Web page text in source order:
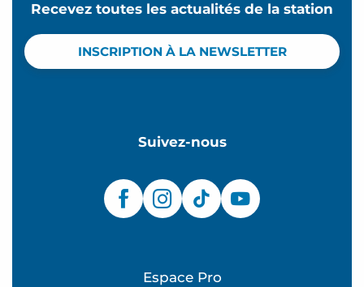
Recevez toutes les actualités de la station
INSCRIPTION À LA NEWSLETTER
Suivez-nous
Espace Pro